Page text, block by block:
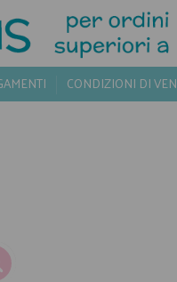
CONDIZIONI DI